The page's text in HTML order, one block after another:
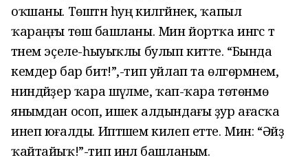
оҡшаны. Төштән һуң килгәйнек, ҡапыл
ҡараңғы төшә башланы. Мин йортҡа ингәс тә
тәнем эҫеле-һыуыҡлы булып китте. “Бында
кемдер бар бит!”,-тип уйлап та өлгөрмәнем,
ниндәйҙер ҡара шәүләме, ҡап-ҡара төтөнмө
янымдан осоп, ишек алдындағы ҙур ағасҡа
инеп юғалды. Иптәшем килеп етте. Мин: “Әйҙә
ҡайтайыҡ!”-тип инәлә башланым.